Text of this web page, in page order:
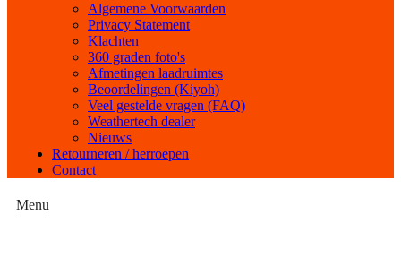
Algemene Voorwaarden
Privacy Statement
Klachten
360 graden foto's
Afmetingen laadruimtes
Beoordelingen (Kiyoh)
Veel gestelde vragen (FAQ)
Weathertech dealer
Nieuws
Retourneren / herroepen
Contact
Menu